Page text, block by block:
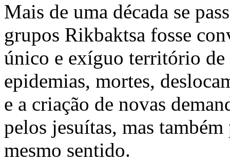
Mais de uma década se
grupos Rikbaktsa fosse
único e exíguo território de
epidemias, mortes,
e a criação de novas
pelos jesuítas, mas
mesmo sentido.